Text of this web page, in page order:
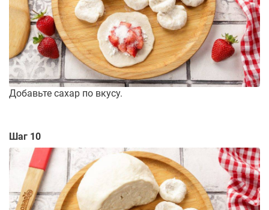
Добавьте сахар по вкусу.
Шаг 10